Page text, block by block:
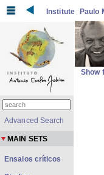
Institute Paulo
Show
Advanced Search
MAIN SETS
Ensaios críticos